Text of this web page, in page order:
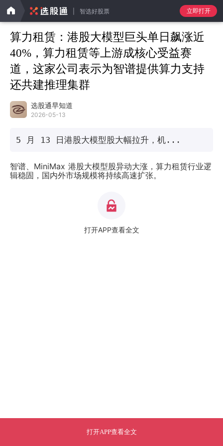
智选好股票 立即打开
算力租赁：港股大模型巨头单日飙涨近
40%，算力租赁等上游成核心受益赛
道，这家公司表示为智谱提供算力支持
还共建推理集群
选股通早知道
2026-05-13
5 月 13 日港股大模型股大幅拉升，机...
智谱、MiniMax 港股大模型股异动大涨，算力租赁行业逻
辑稳固，国内外市场规模将持续高速扩张。
打开APP查看全文
打开APP查看全文